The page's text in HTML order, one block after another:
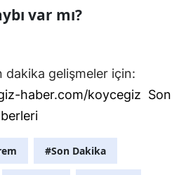
var mı?
dakika gelişmeler için:
haber.com/koycegiz Son
#Son Dakika